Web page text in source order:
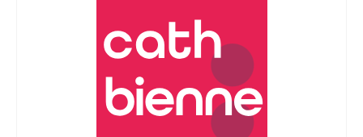
Homélies de Pèlerinages
Mon témoignage
Podcast